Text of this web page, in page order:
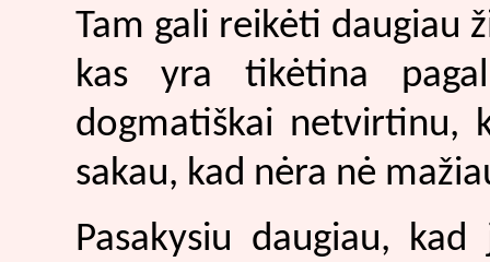
Tam gali reikėti daugiau
kas yra tikėtina
dogmatiškai netvirtinu,
sakau, kad nėra nė
Pasakysiu daugiau,